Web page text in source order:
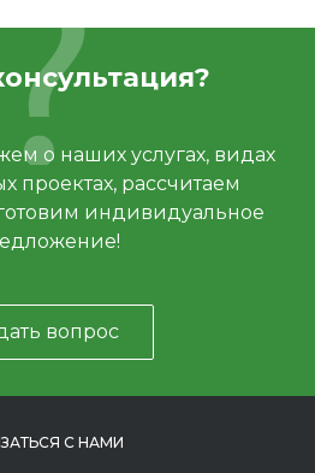
о наших услугах, видах
проектах, рассчитаем
индивидуальное
вопрос
С НАМИ